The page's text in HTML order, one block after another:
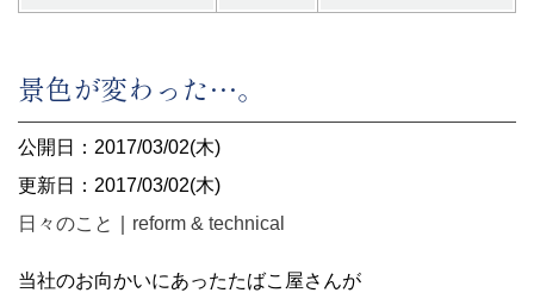
景色が変わった…。
公開日：2017/03/02(木)
更新日：2017/03/02(木)
日々のこと
reform & technical
当社のお向かいにあったたばこ屋さんが